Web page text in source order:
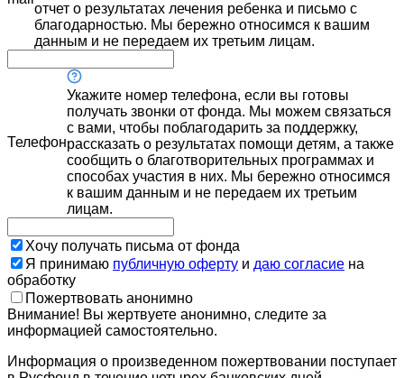
отчет о результатах лечения ребенка и письмо с
благодарностью. Мы бережно относимся к вашим
данным и не передаем их третьим лицам.
Телефон
Укажите номер телефона, если вы готовы
получать звонки от фонда. Мы можем связаться
с вами, чтобы поблагодарить за поддержку,
рассказать о результатах помощи детям, а также
сообщить о благотворительных программах и
способах участия в них. Мы бережно относимся
к вашим данным и не передаем их третьим
лицам.
Хочу получать письма от фонда
Я принимаю публичную оферту и даю согласие на
обработку
Пожертвовать анонимно
Внимание! Вы жертвуете анонимно, следите за
информацией самостоятельно.
Информация о произведенном пожертвовании поступает